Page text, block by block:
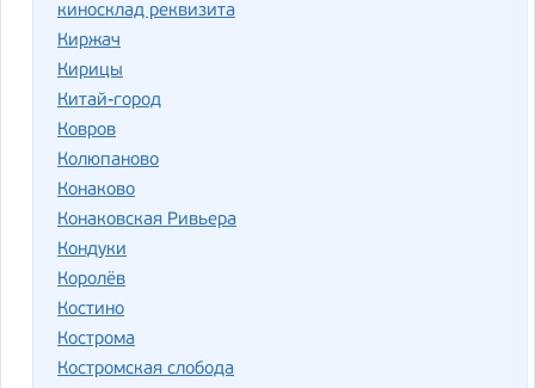
киносклад реквизита
Киржач
Кирицы
Китай-город
Ковров
Колюпаново
Конаково
Конаковская Ривьера
Кондуки
Королёв
Костино
Кострома
Костромская слобода